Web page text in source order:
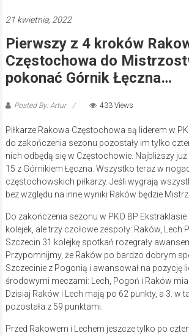
Myszków
21 kwietnia, 2022
Pierwszy z 4 kroków
Częstochowa do
pokonać Górnik Łęczna…
Posted By: Artur 433 Views
Piłkarze Rakowa Częstochowa są liderem w
do zakończenia sezonu pozostały im tylko
nich odbędą się w Częstochowie. Najbliższy już
15 z Górnikiem Łęczna. Wszystko teraz w
częstochowskich piłkarzy. Jeśli wygrają
bez względu na inne wyniki Raków będzie
Do zakończenia sezonu w PKO BP
kolejek, ale trzy czołowe zespoły: Raków, Lech
Szczecin 31 kolejkę spotkań rozegrały
Przypomnijmy, że Raków po bardzo dobrym
Szczecinie z Pogonią i awansował na pozycję
środowymi meczami: Lech, Pogoń i Raków
Dzisiaj Raków i Lech mają po 62 punkty, a 3. w
pozostała z 59 punktami.
Przed Rakowem i Lechem jeszcze tylko po